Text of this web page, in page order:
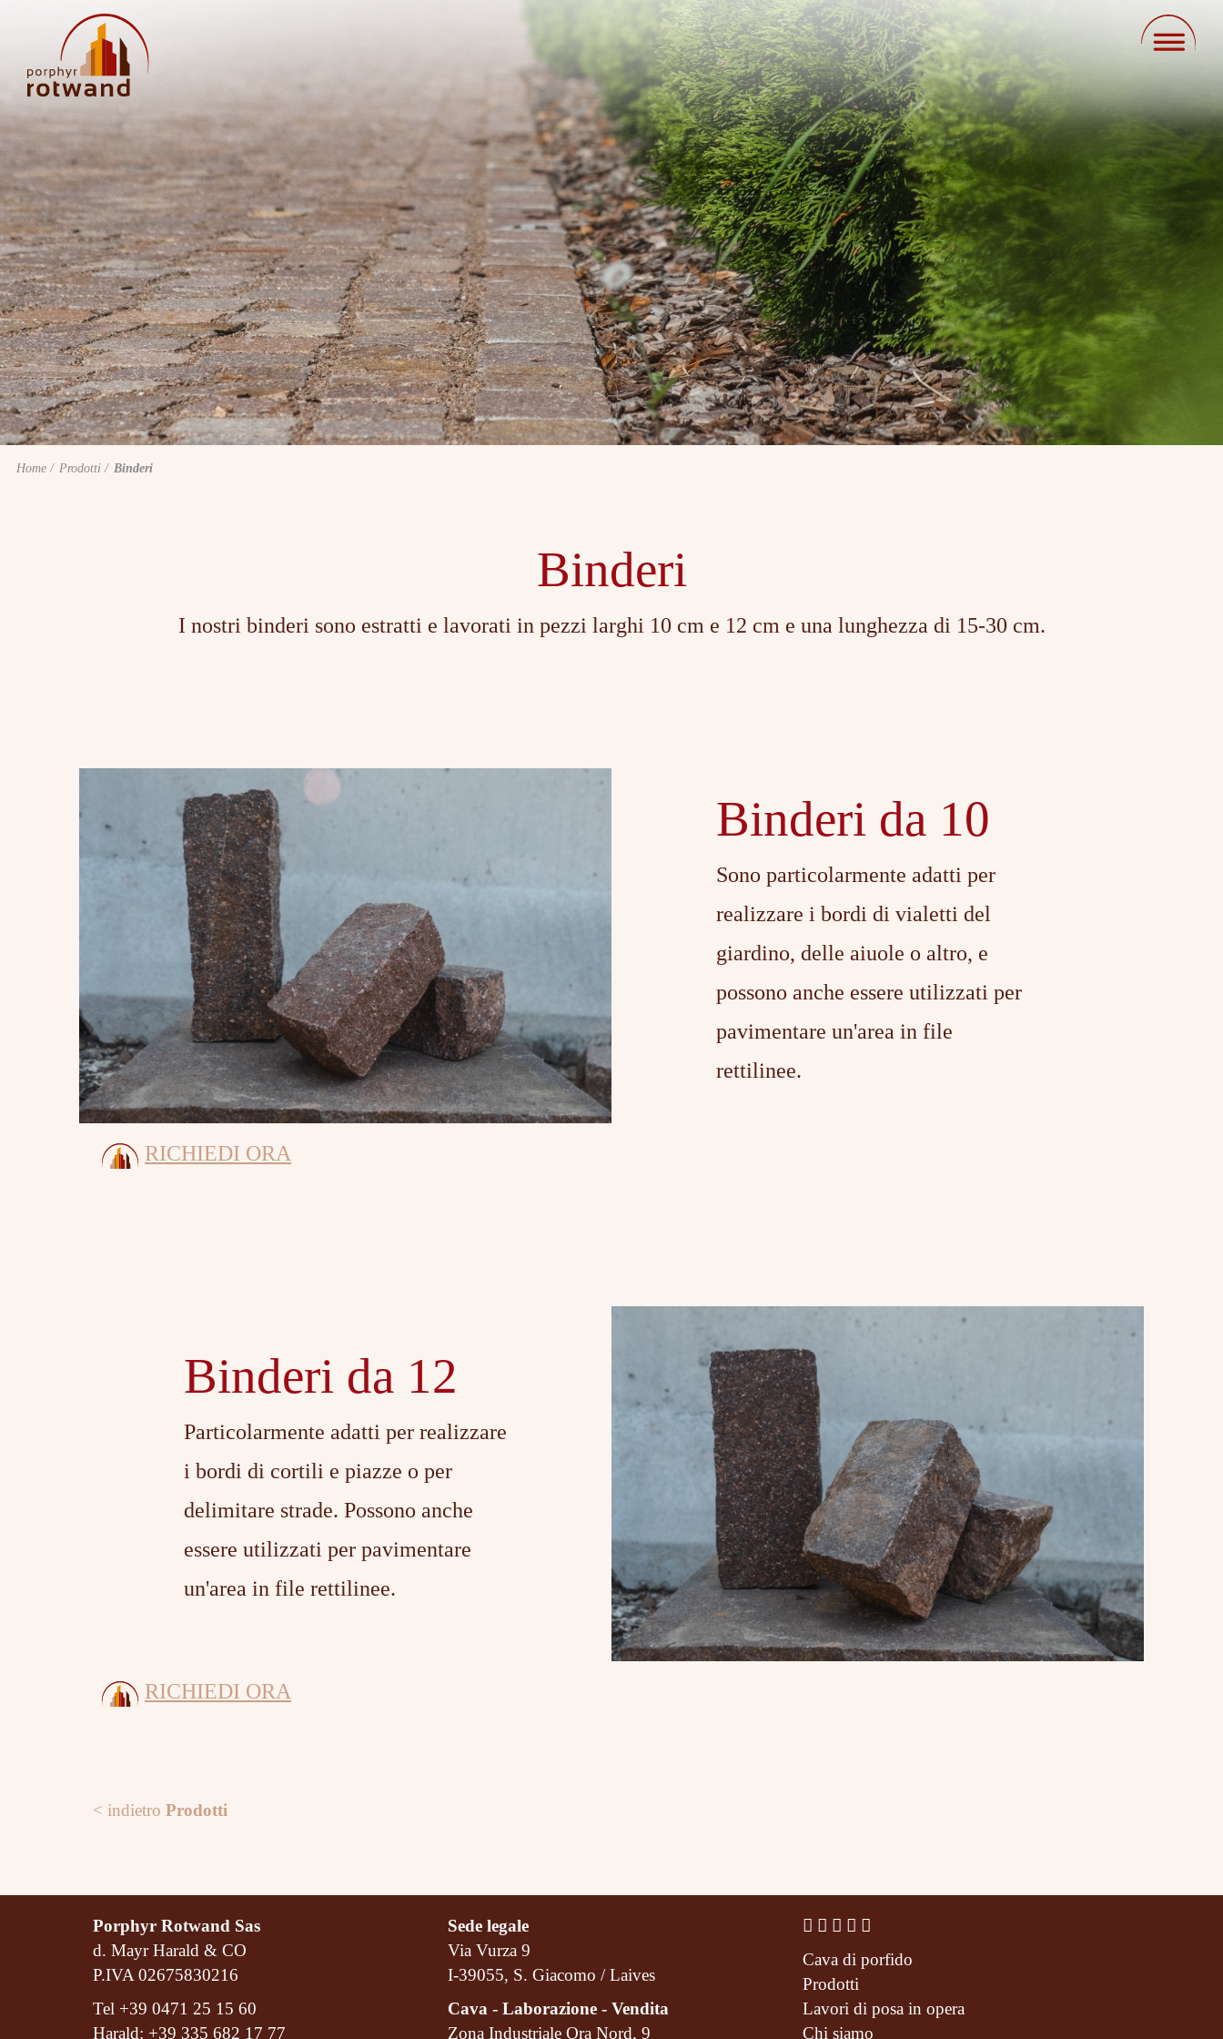
Home Prodotti Binderi
Binderi
I nostri binderi sono estratti e lavorati in pezzi larghi 10 cm e 12 cm e una lunghezza di 15-30 cm.
Binderi da 10
Sono particolarmente adatti per
realizzare i bordi di vialetti del
giardino, delle aiuole o altro, e
possono anche essere utilizzati per
pavimentare un'area in file
rettilinee.
RICHIEDI ORA
Binderi da 12
Particolarmente adatti per realizzare
i bordi di cortili e piazze o per
delimitare strade. Possono anche
essere utilizzati per pavimentare
un'area in file rettilinee.
RICHIEDI ORA
< indietro Prodotti
Porphyr Rotwand Sas
d. Mayr Harald & CO
P.IVA 02675830216
Tel +39 0471 25 15 60
Harald: +39 335 682 17 77
Sede legale
Via Vurza 9
I-39055, S. Giacomo / Laives
Cava - Laborazione - Vendita
Zona Industriale Ora Nord, 9
Cava di porfido
Prodotti
Lavori di posa in opera
Chi siamo